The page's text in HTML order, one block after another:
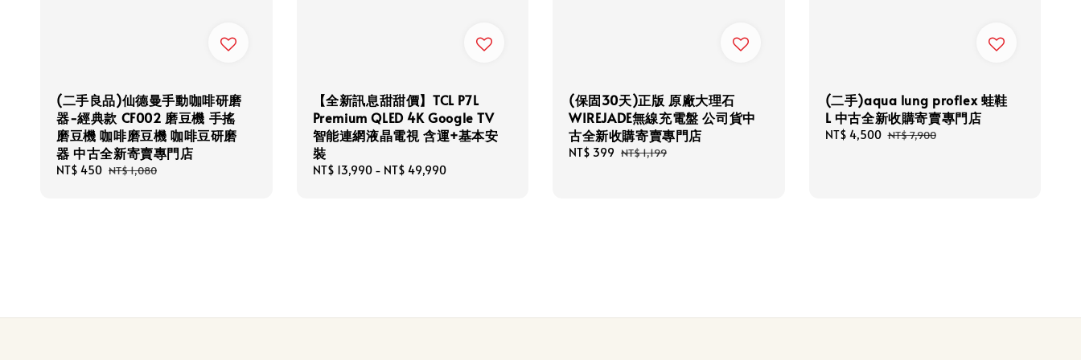
(二手良品)仙德曼手動咖啡研磨
器-經典款 CF002 磨豆機 手搖
磨豆機 咖啡磨豆機 咖啡豆研磨
器 中古全新寄賣專門店
Sale
NT$ 450 Regular
NT$ 1,080
【全新訊息甜甜價】TCL P7L
Premium QLED 4K Google TV
智能連網液晶電視 含運+基本安
裝
Regular
NT$ 13,990- NT$ 49,990
(保固30天)正版 原廠大理石
WIREJADE無線充電盤 公司貨中
古全新收購寄賣專門店
Sale
NT$ 399 Regular
NT$ 1,199
(二手)aqua lung proflex 蛙鞋
L 中古全新收購寄賣專門店
Sale
NT$ 4,500 Regular
NT$ 7,900